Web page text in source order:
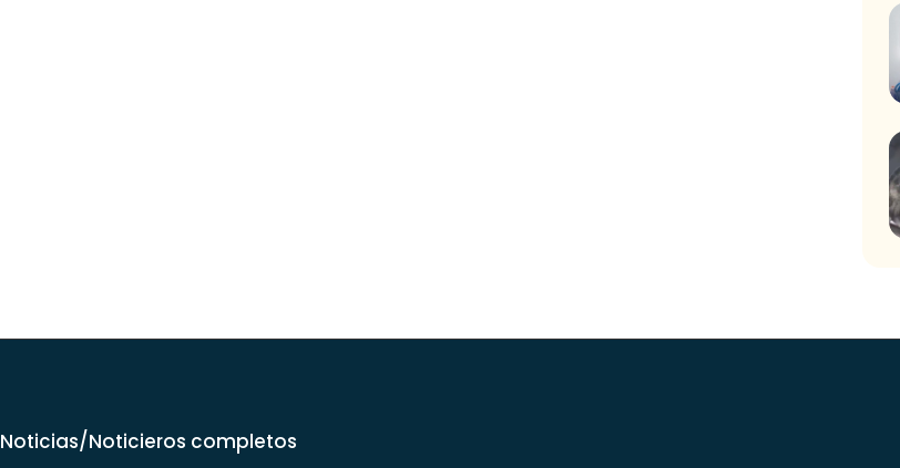
Noticias/Noticieros completos